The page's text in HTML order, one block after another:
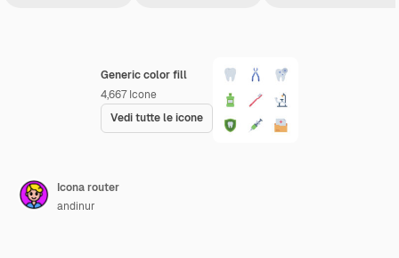
Generic color fill
4,667 Icone
Vedi tutte le icone
Icona router
andinur